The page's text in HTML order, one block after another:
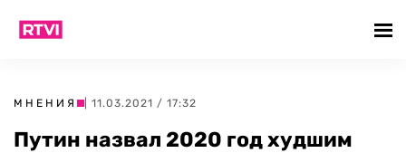
МНЕНИЯ | 11.03.2021 / 17:32
Путин назвал 2020 год худшим